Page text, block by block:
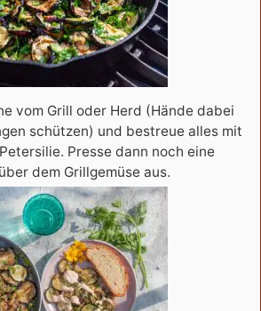
vom Grill oder Herd (Hände dabei
schützen) und bestreue alles mit
Presse dann noch eine
dem Grillgemüse aus.